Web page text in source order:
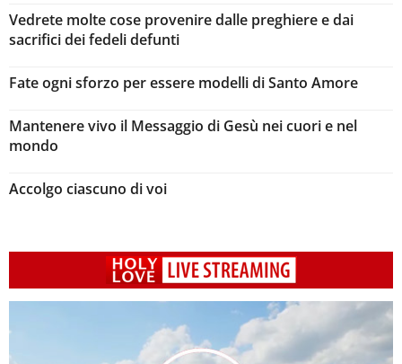
Vedrete molte cose provenire dalle preghiere e dai
sacrifici dei fedeli defunti
Fate ogni sforzo per essere modelli di Santo Amore
Mantenere vivo il Messaggio di Gesù nei cuori e nel
mondo
Accolgo ciascuno di voi